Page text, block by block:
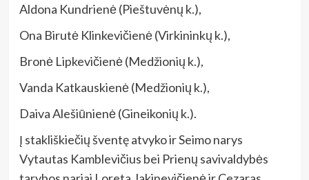
Aldona Kundrienė (Pieštuvėnų k.),
Ona Birutė Klinkevičienė (Virkininkų k.),
Bronė Lipkevičienė (Medžionių k.),
Vanda Katkauskienė (Medžionių k.),
Daiva Alešiūnienė (Gineikonių k.).
Į stakliškiečių šventę atvyko ir Seimo narys
Vytautas Kamblevičius bei Prienų savivaldybės